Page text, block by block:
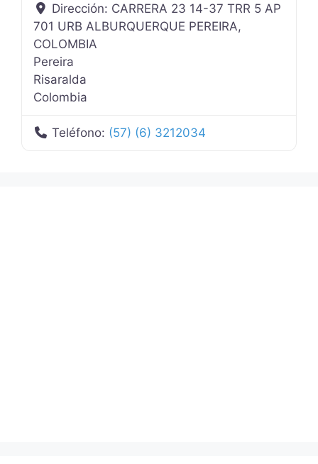
Dirección: CARRERA 23 14-37 TRR 5 AP
701 URB ALBURQUERQUE PEREIRA,
COLOMBIA
Pereira
Risaralda
Colombia
Teléfono: (57) (6) 3212034